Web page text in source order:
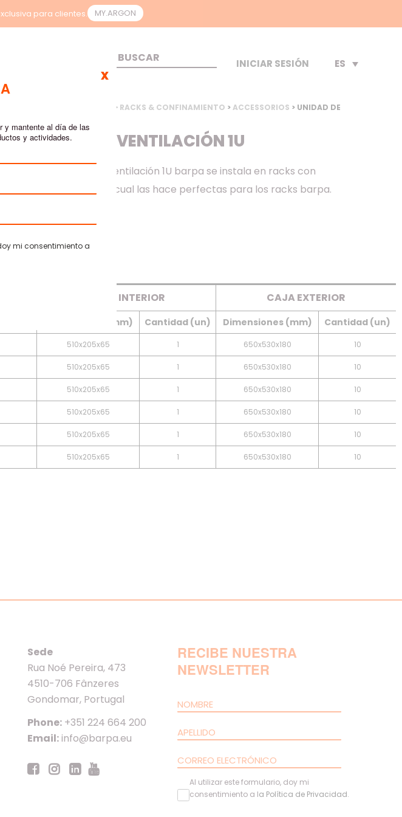
para clientes. MY.ARGON
INICIAR SESIÓN ES
> RACKS & CONFINAMIENTO >ACCESSORIOS > UNIDAD DE
UNIDAD DE VENTILACIÓN 1U
Las Unidades de Ventilación 1U barpa se instala en racks con
perfiles 19”, con lo cual las hace perfectas para los racks barpa.
CAJA INTERIOR CAJA EXTERIOR
Dimensiones (mm) Cantidad (un) Dimensiones (mm) Cantidad (un)
510x205x65 1 650x530x180 10
510x205x65 1 650x530x180 10
510x205x65 1 650x530x180 10
510x205x65 1 650x530x180 10
510x205x65 1 650x530x180 10
510x205x65 1 650x530x180 10
Sede
Rua Noé Pereira, 473
4510-706 Fânzeres
Gondomar, Portugal
Phone:+351 224 664 200
Email:info@barpa.eu
RECIBE NUESTRA
NEWSLETTER
Al utilizar este formulario, doy mi
consentimiento a la Política de Privacidad.
y mantente al día de las
y actividades.
mi consentimiento a
x